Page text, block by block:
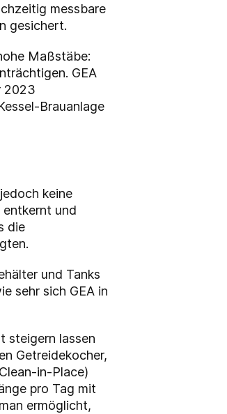
messbare
gesichert.
Maßstäbe:
GEA
2023
Brauanlage
keine
entkernt und
die
und Tanks
sehr sich GEA in
steigern lassen
Getreidekocher,
in-Place)
pro Tag mit
ermöglicht,